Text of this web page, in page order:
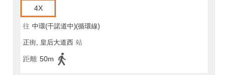
4X
往 中環(干諾道中)(循環線)
正街, 皇后大道西 站
距離 50m